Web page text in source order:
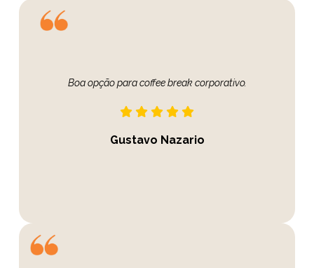
Boa opção para coffee break corporativo.
Gustavo Nazario